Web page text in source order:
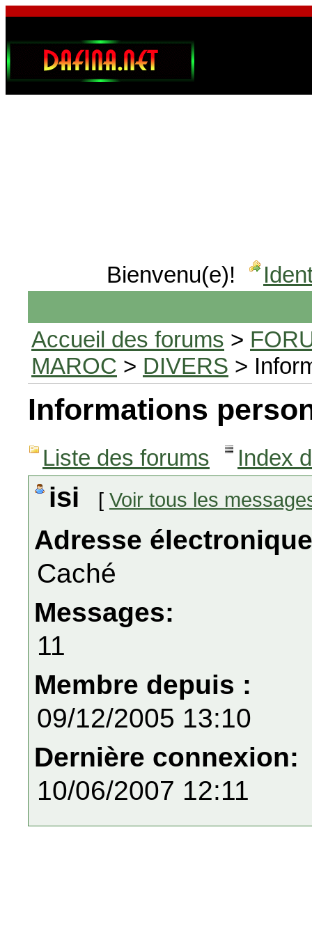
Bienvenu(e)!
Accueil des forums >
MAROC > DIVERS >
Informations
Liste des forums Index
isi [ Voir tous les
Adresse
Caché
Messages:
11
Membre depuis :
09/12/2005 13:10
Dernière connexion:
10/06/2007 12:11